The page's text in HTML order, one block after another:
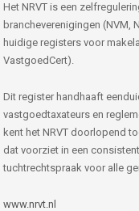
Het NRVT is een
brancheverenigingen (NVM,
huidige registers voor
VastgoedCert).
Dit register handhaaft
vastgoedtaxateurs en
kent het NRVT doorlopend
dat voorziet in een
tuchtrechtspraak voor alle
www.nrvt.nl